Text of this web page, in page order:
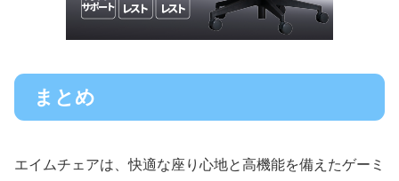
まとめ
エイムチェアは、快適な座り心地と高機能を備えたゲーミ